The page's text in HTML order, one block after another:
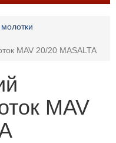
MAV 20/20 MASALTA
MAV